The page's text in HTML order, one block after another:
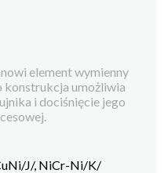
element wymienny
konstrukcja umożliwia
i dociśnięcie jego
J/, NiCr-Ni/K/